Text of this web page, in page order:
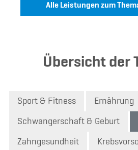
Alle Leistungen zum
Übersicht der
Sport & Fitness Ernährung
Schwangerschaft & Geburt
Zahngesundheit